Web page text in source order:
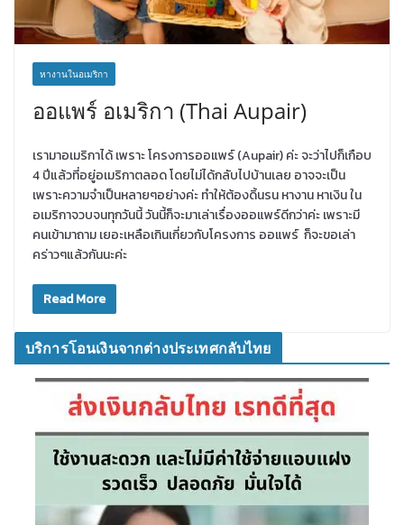
หางานในอเมริกา
ออแพร์ อเมริกา (Thai Aupair)
เรามาอเมริกาได้ เพราะ โครงการออแพร์ (Aupair) ค่ะ จะว่าไปก็เกือบ
4 ปีแล้วที่อยู่อเมริกาตลอด โดยไม่ได้กลับไปบ้านเลย อาจจะเป็น
เพราะความจำเป็นหลายๆอย่างค่ะ ทำให้ต้องดิ้นรน หางาน หาเงิน ใน
อเมริกาจวบจนทุกวันนี้ วันนี้ก็จะมาเล่าเรื่องออแพร์ดีกว่าค่ะ เพราะมี
คนเข้ามาถาม เยอะเหลือเกินเกี่ยวกับโครงการ ออแพร์ ก็จะขอเล่า
คร่าวๆแล้วกันนะค่ะ
Read More
บริการโอนเงินจากต่างประเทศกลับไทย